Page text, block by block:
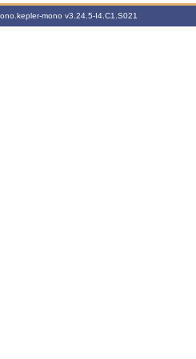
mono v3.24.5-I4.C1.S021